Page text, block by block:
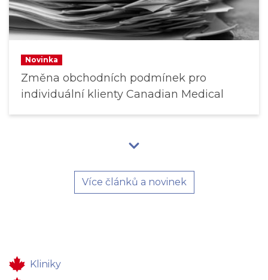
Novinka
Změna obchodních podmínek pro
individuální klienty Canadian Medical
Více článků a novinek
Kliniky